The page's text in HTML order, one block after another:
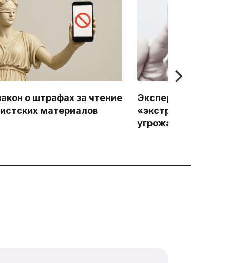
о штрафах за чтение
материалов
Эксперты:
«экстремистских
угрожают